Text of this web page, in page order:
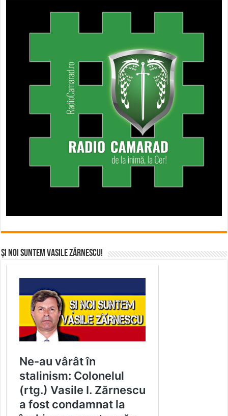
Și noi suntem Vasile Zărnescu!